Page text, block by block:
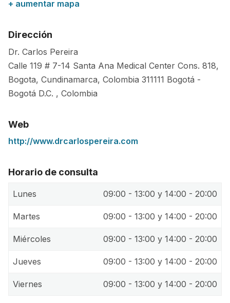
+ aumentar mapa
Dirección
Dr. Carlos Pereira
Calle 119 # 7-14 Santa Ana Medical Center Cons. 818,
Bogota, Cundinamarca, Colombia 311111 Bogotá -
Bogotá D.C. , Colombia
Web
http://www.drcarlospereira.com
Horario de consulta
Lunes 09:00 - 13:00 y 14:00 - 20:00
Martes 09:00 - 13:00 y 14:00 - 20:00
Miércoles 09:00 - 13:00 y 14:00 - 20:00
Jueves 09:00 - 13:00 y 14:00 - 20:00
Viernes 09:00 - 13:00 y 14:00 - 20:00